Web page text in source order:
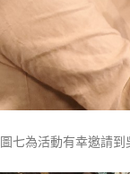
圖七為活動有幸邀請